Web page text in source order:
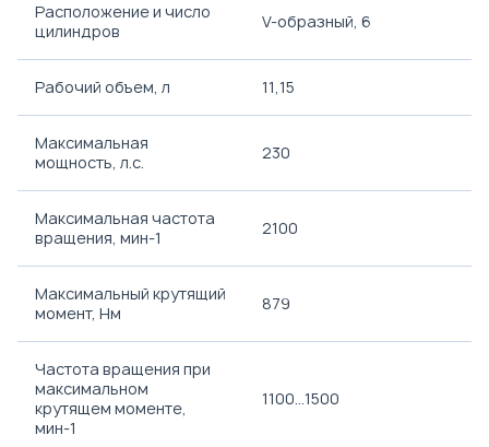
Расположение и число
цилиндров
V-образный, 6
Рабочий объем, л 11,15
Максимальная
мощность, л.с.
230
Максимальная частота
вращения, мин-1
2100
Максимальный крутящий
момент, Нм
879
Частота вращения при
максимальном
крутящем моменте,
мин-1
1100...1500